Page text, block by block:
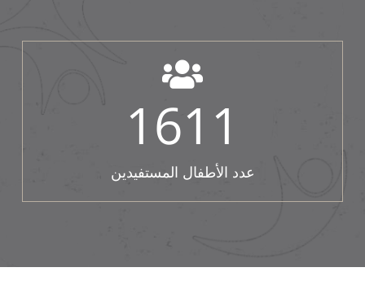
1611
عدد الأطفال المستفيدين